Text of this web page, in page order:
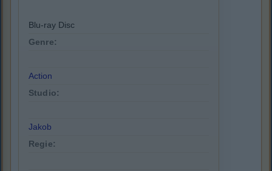
Blu-ray Disc
Genre:
Action
Studio:
Jakob
Regie: